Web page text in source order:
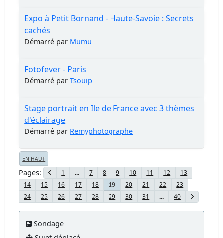
Expo à Petit Bornand - Haute-Savoie : Secrets
cachés
Démarré par Mumu
Fotofever - Paris
Démarré parTsouip
Stage portrait en Ile de France avec 3 thèmes
d'éclairage
Démarré par Remyphotographe
EN HAUT
Pages 1 ... 7 8 9 10 11 12
13
14
15 16 17 18 19 20 21 22
23
24
25 26 27 28 29 30 31 ... 40
Sondage